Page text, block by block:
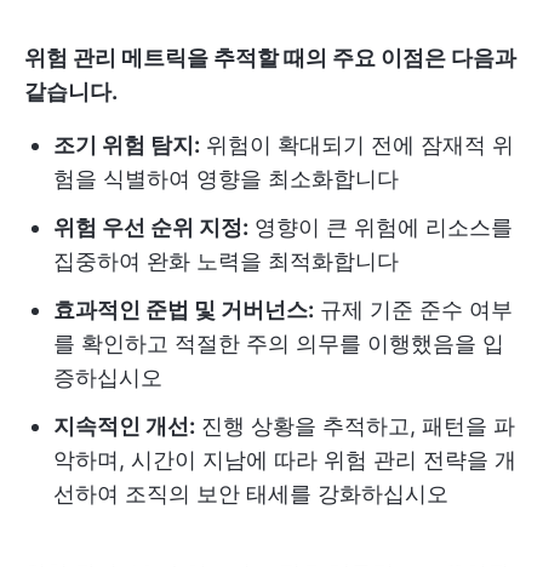
위험 관리 메트릭을 추적할 때의 주요 이점은 다음과
같습니다.
조기 위험 탐지: 위험이 확대되기 전에 잠재적 위
험을 식별하여 영향을 최소화합니다
위험 우선 순위 지정: 영향이 큰 위험에 리소스를
집중하여 완화 노력을 최적화합니다
효과적인 준법 및 거버넌스: 규제 기준 준수 여부
를 확인하고 적절한 주의 의무를 이행했음을 입
증하십시오
지속적인 개선: 진행 상황을 추적하고, 패턴을 파
악하며, 시간이 지남에 따라 위험 관리 전략을 개
선하여 조직의 보안 태세를 강화하십시오